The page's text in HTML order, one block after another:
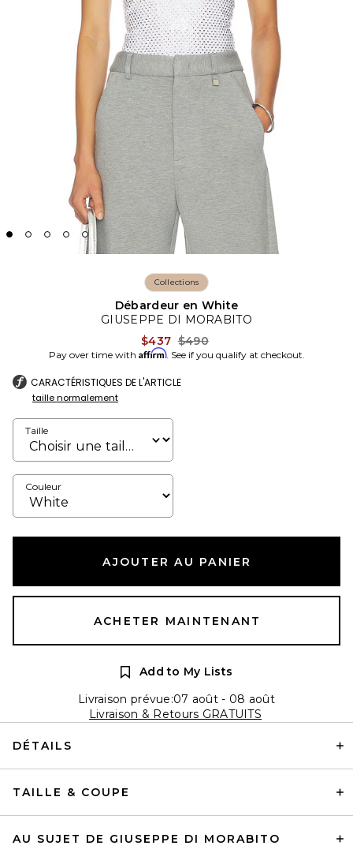
Collections
Débardeur en White
GIUSEPPE DI MORABITO
$437 Previous price:
$490
Pay over time with Affirm. See if you qualify at checkout.
CARACTÉRISTIQUES DE L'ARTICLE
taille normalement
Taille
Couleur
AJOUTER AU PANIER
ACHETER MAINTENANT
Add to My Lists
Livraison prévue:07 août - 08 août
Livraison & Retours GRATUITS
DÉTAILS
TAILLE & COUPE
AU SUJET DE GIUSEPPE DI MORABITO